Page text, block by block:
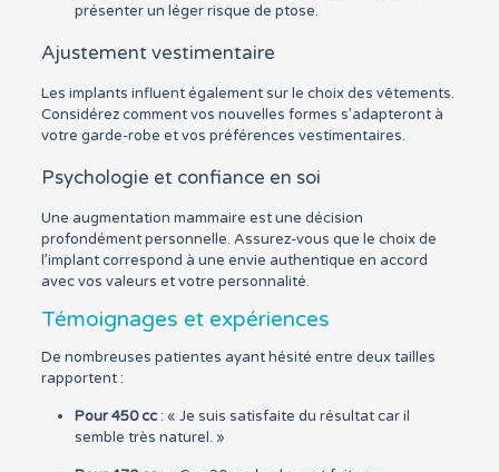
présenter un léger risque de ptose.
Ajustement vestimentaire
Les implants influent également sur le choix des vêtements.
Considérez comment vos nouvelles formes s’adapteront à
votre garde-robe et vos préférences vestimentaires.
Psychologie et confiance en soi
Une augmentation mammaire est une décision
profondément personnelle. Assurez-vous que le choix de
l’implant correspond à une envie authentique en accord
avec vos valeurs et votre personnalité.
Témoignages et expériences
De nombreuses patientes ayant hésité entre deux tailles
rapportent :
Pour 450 cc: « Je suis satisfaite du résultat car il
semble très naturel. »